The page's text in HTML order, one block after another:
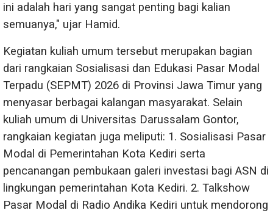
ini adalah hari yang sangat penting bagi kalian
semuanya," ujar Hamid.
Kegiatan kuliah umum tersebut merupakan bagian
dari rangkaian Sosialisasi dan Edukasi Pasar Modal
Terpadu (SEPMT) 2026 di Provinsi Jawa Timur yang
menyasar berbagai kalangan masyarakat. Selain
kuliah umum di Universitas Darussalam Gontor,
rangkaian kegiatan juga meliputi: 1. Sosialisasi Pasar
Modal di Pemerintahan Kota Kediri serta
pencanangan pembukaan galeri investasi bagi ASN di
lingkungan pemerintahan Kota Kediri. 2. Talkshow
Pasar Modal di Radio Andika Kediri untuk mendorong